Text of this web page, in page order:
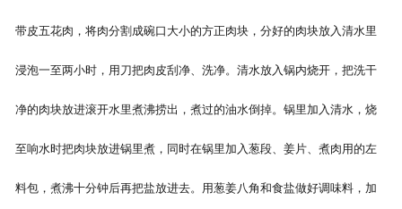
带皮五花肉，将肉分割成碗口大小的方正肉块，分好的肉块放入清水里
浸泡一至两小时，用刀把肉皮刮净、洗净。清水放入锅内烧开，把洗干
净的肉块放进滚开水里煮沸捞出，煮过的油水倒掉。锅里加入清水，烧
至响水时把肉块放进锅里煮，同时在锅里加入葱段、姜片、煮肉用的左
料包，煮沸十分钟后再把盐放进去。用葱姜八角和食盐做好调味料，加